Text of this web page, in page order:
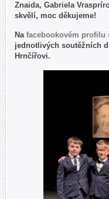
Znaida, Gabriela
skvělí, moc děkujeme!
Na facebookovém profilu
jednotlivých soutěžních
Hrnčířovi.